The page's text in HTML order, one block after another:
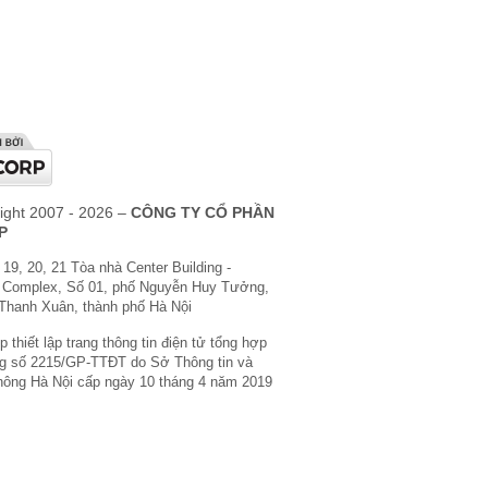
2007 - 2026 – CÔNG TY CỔ PHẦN
20, 21 Tòa nhà Center Building -
Complex, Số 01, phố Nguyễn Huy Tưởng,
Xuân, thành phố Hà Nội
thiết lập trang thông tin điện tử tổng hợp
số 2215/GP-TTĐT do Sở Thông tin và
Hà Nội cấp ngày 10 tháng 4 năm 2019